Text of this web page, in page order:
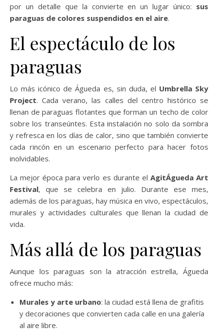
por un detalle que la convierte en un lugar único: sus
paraguas de colores suspendidos en el aire.
El espectáculo de los
paraguas
Lo más icónico de Águeda es, sin duda, el Umbrella Sky
Project. Cada verano, las calles del centro histórico se
llenan de paraguas flotantes que forman un techo de color
sobre los transeúntes. Esta instalación no solo da sombra
y refresca en los días de calor, sino que también convierte
cada rincón en un escenario perfecto para hacer fotos
inolvidables.
La mejor época para verlo es durante el AgitÁgueda Art
Festival, que se celebra en julio. Durante ese mes,
además de los paraguas, hay música en vivo, espectáculos,
murales y actividades culturales que llenan la ciudad de
vida.
Más allá de los paraguas
Aunque los paraguas son la atracción estrella, Águeda
ofrece mucho más:
Murales y arte urbano: la ciudad está llena de grafitis
y decoraciones que convierten cada calle en una galería
al aire libre.